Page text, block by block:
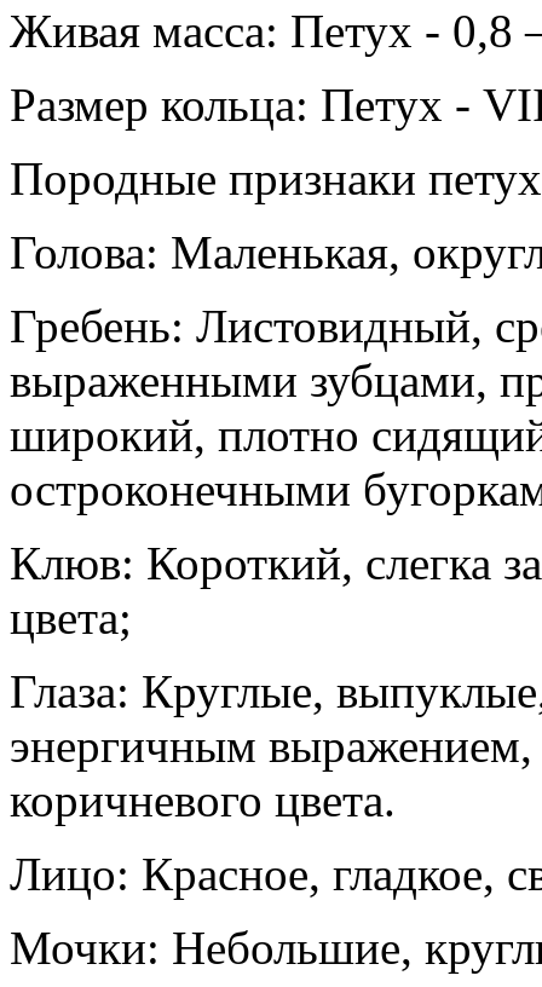
Живая масса: Петух - 0,8
Размер кольца: Петух -
Породные признаки
Голова: Маленькая,
Гребень: Листовидный,
выраженными зубцами,
широкий, плотно
остроконечными
Клюв: Короткий, слегка
цвета;
Глаза: Круглые,
энергичным выражением,
коричневого цвета.
Лицо: Красное, гладкое,
Мочки: Небольшие,